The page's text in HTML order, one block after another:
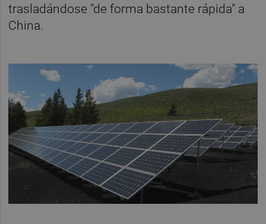
trasladándose "de forma bastante rápida" a
China.